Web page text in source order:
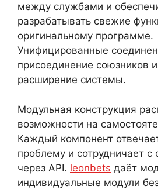
между службами и
разрабатывать свежие
оригинальному программе.
Унифицированные
присоединение союзников
расширение системы.
Модульная конструкция
возможности на
Каждый компонент
проблему и сотрудничает с
через API. leonbets даёт
индивидуальные модули